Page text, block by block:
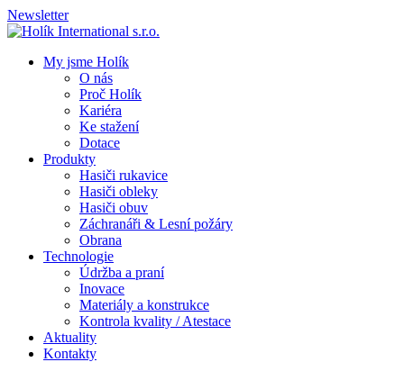
Newsletter
My jsme Holík
O nás
Proč Holík
Kariéra
Ke stažení
Dotace
Produkty
Hasiči rukavice
Hasiči obleky
Hasiči obuv
Záchranáři & Lesní požáry
Obrana
Technologie
Údržba a praní
Inovace
Materiály a konstrukce
Kontrola kvality / Atestace
Aktuality
Kontakty